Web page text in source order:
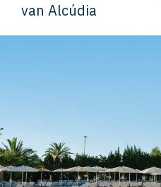
van Alcúdia